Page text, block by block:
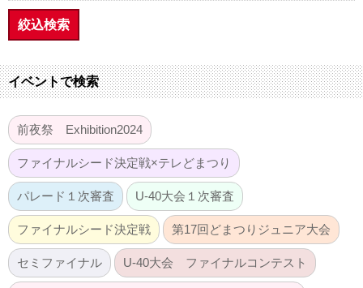
絞込検索
イベントで検索
前夜祭 Exhibition2024
ファイナルシード決定戦×テレどまつり
パレード１次審査 U-40大会１次審査
ファイナルシード決定戦 第17回どまつりジュニア大会
セミファイナル U-40大会 ファイナルコンテスト